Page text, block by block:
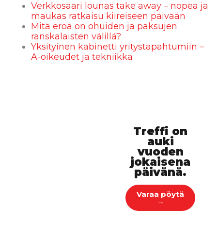
Verkkosaari lounas take away – nopea ja
maukas ratkaisu kiireiseen päivään
Mitä eroa on ohuiden ja paksujen
ranskalaisten välillä?
Yksityinen kabinetti yritystapahtumiin –
A-oikeudet ja tekniikka
Treffi on
auki
vuoden
jokaisena
päivänä.
Varaa pöytä
→